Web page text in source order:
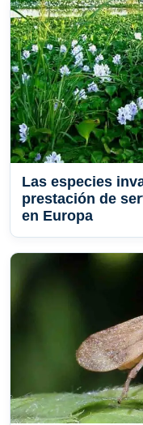
Las especies
prestación de
en Europa